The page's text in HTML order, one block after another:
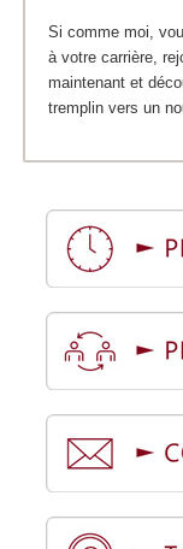
Si comme moi,
à votre carrière,
maintenant et
tremplin vers un